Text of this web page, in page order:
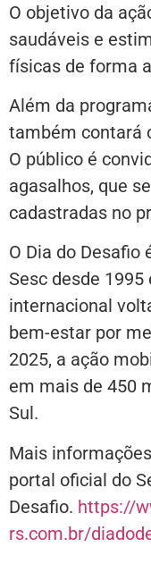
O objetivo da
saudáveis e
físicas de forma
Além da
também contará
O público é
agasalhos, que
cadastradas no
O Dia do Desafio
Sesc desde
internacional
bem-estar por
2025, a ação
em mais de 450
Sul.
Mais
portal oficial do
Desafio. https://
rs.com.br/